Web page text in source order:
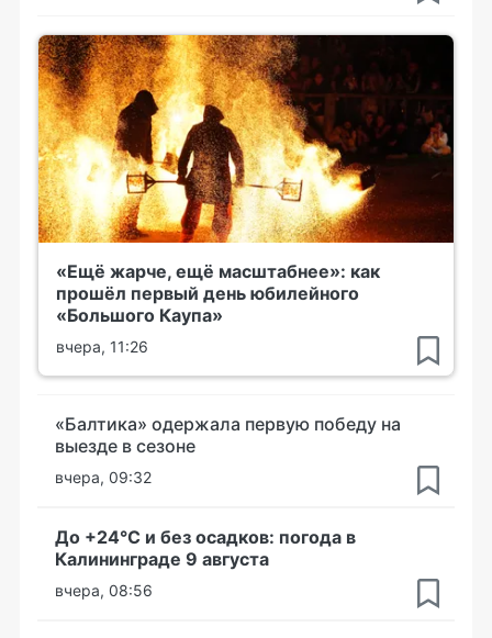
«Ещё жарче, ещё масштабнее»: как
прошёл первый день юбилейного
«Большого Каупа»
вчера, 11:26
«Балтика» одержала первую победу на
выезде в сезоне
вчера, 09:32
До +24°С и без осадков: погода в
Калининграде 9 августа
вчера, 08:56